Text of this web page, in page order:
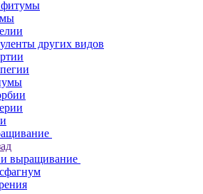
других видов
выращивание